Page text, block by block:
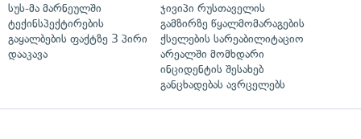
სუს-მა მარნეულში
ტექინსპექტირების
გაყალბების ფაქტზე 3 პირი
დააკავა
ჯივიპი რუსთაველის
გამზირზე წყალმომარაგების
ქსელების სარეაბილიტაციო
არეალში მომხდარი
ინციდენტის შესახებ
განცხადებას ავრცელებს